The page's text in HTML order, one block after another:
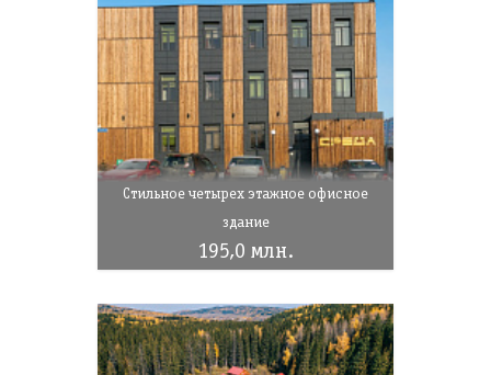
Стильное четырех этажное офисное
здание
195,0 млн.